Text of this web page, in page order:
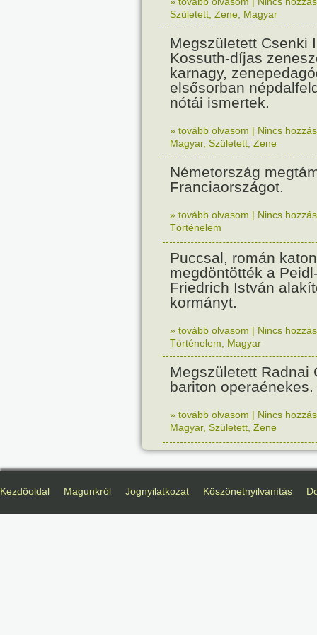
Született Zene Magyar
Megszületett Csenki
Kossuth-díjas
karnagy,
elsősorban
nótái ismertek.
» tovább olvasom | Nincs
Magyar, Született Zene
Németország
Franciaországot.
» tovább olvasom | Nincs
Történelem
Puccsal, román
megdöntötték a
Friedrich István
kormányt.
» tovább olvasom | Nincs
Történelem
Magyar
Megszületett Radnai
bariton operaénekes.
» tovább olvasom | Nincs
Magyar, Született Zene
Kezdőoldal Magunkról Jognyilatkozat Köszönetnyilvánítás